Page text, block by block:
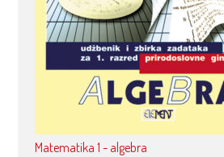
Matematika 1 - algebra